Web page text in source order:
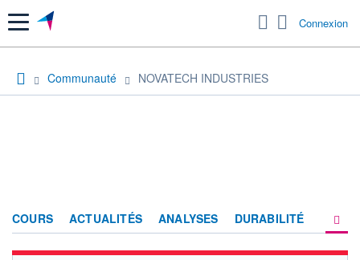
Menu Connexion
Communauté NOVATECH INDUSTRIES
COURS ACTUALITÉS ANALYSES DURABILITÉ